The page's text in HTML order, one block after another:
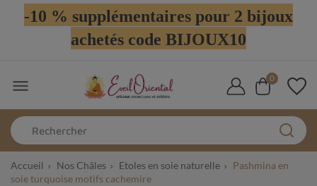
-10 % supplémentaires pour 2 bijoux
achetés code BIJOUX10
 0
Accueil Nos Châles Etoles en soie naturelle
Pashmina en
soie turquoise motifs cachemire